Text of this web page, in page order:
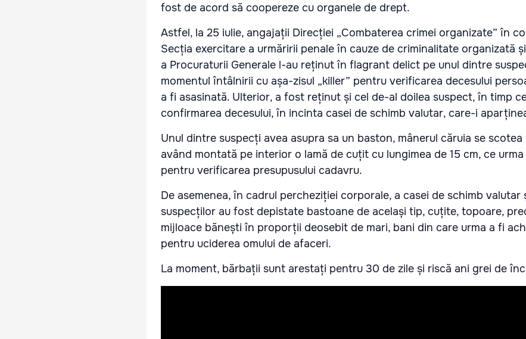
fost de acord să coopereze cu organele de drept.
Astfel, la 25 iulie, angajații Direcției „Combaterea crimei organizate” în
Secția exercitare a urmăririi penale în cauze de criminalitate organizată
a Procuraturii Generale l-au reținut în flagrant delict pe unul dintre
momentul întâlnirii cu așa-zisul „killer” pentru verificarea decesului
a fi asasinată. Ulterior, a fost reținut și cel de-al doilea suspect, în timp
confirmarea decesului, în incinta casei de schimb valutar, care-i
Unul dintre suspecți avea asupra sa un baston, mânerul căruia se scotea
având montată pe interior o lamă de cuțit cu lungimea de 15 cm, ce
pentru verificarea presupusului cadavru.
De asemenea, în cadrul percheziției corporale, a casei de schimb valutar
suspecților au fost depistate bastoane de același tip, cuțite, topoare,
mijloace bănești în proporții deosebit de mari, bani din care urma a fi
pentru uciderea omului de afaceri.
La moment, bărbații sunt arestați pentru 30 de zile și riscă ani grei de